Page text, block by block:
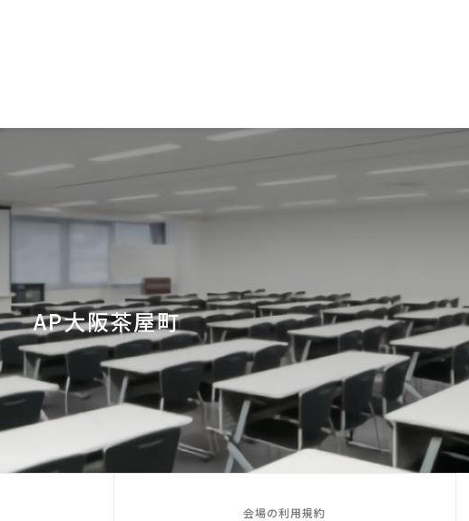
AP大阪茶屋町
会場の利用規約